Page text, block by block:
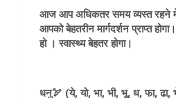
आज आप अधिकतर समय व्यस्त रहने मे
आपको बेहतरीन मार्गदर्शन प्राप्त
हो । स्वास्थ्य बेहतर होगा।
धनु🏹 (ये, यो, भा, भी, भू, ध, फा, ढा,